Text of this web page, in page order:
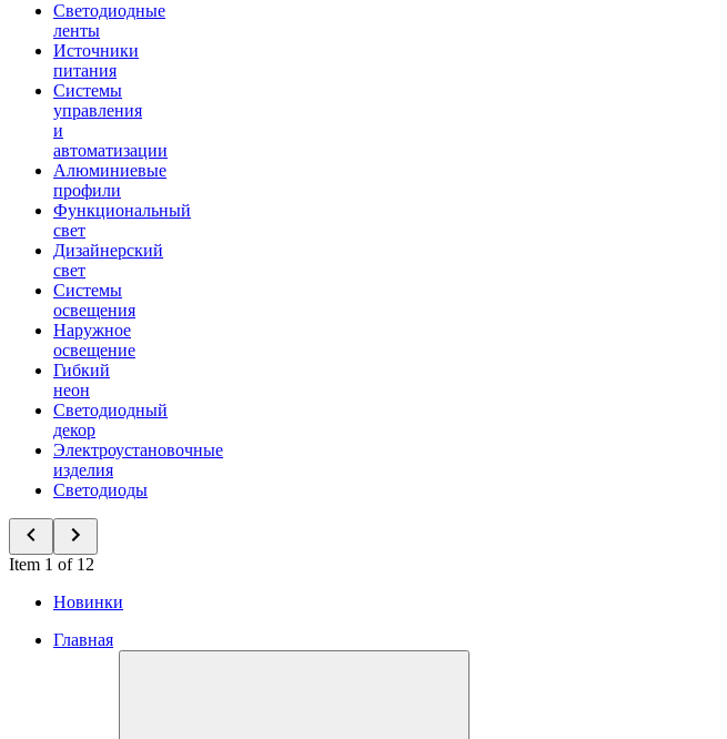
Светодиодные
ленты
Источники
питания
Системы
управления
и
автоматизации
Алюминиевые
профили
Функциональный
свет
Дизайнерский
свет
Системы
освещения
Наружное
освещение
Гибкий
неон
Светодиодный
декор
Электроустановочные
изделия
Светодиоды
Item 1 of 12
Новинки
Главная